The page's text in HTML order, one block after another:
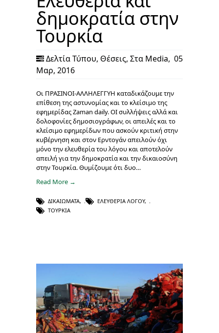
δημοκρατία στην
Τουρκία
Δελτία Τύπου, Θέσεις, Στα Media, 05
Μαρ, 2016
Oι ΠΡΑΣΙΝΟΙ-ΑΛΛΗΛΕΓΓΥΗ καταδικάζουμε την
επίθεση της αστυνομίας και το κλείσιμο της
εφημερίδας Zaman daily. ΟΙ συλλήψεις αλλά και
δολοφονίες δημοσιογράφων, οι απειλές και το
κλείσιμο εφημερίδων που ασκούν κριτική στην
κυβέρνηση και στον Ερντογάν απειλούν όχι
μόνο την ελευθερία του λόγου και αποτελούν
απειλή για την δημοκρατία και την δικαιοσύνη
στην Τουρκία. Θυμίζουμε ότι δυο…
Read More →
ΔΙΚΑΙΏΜΑΤΑ, ΕΛΕΥΘΕΡΊΑ ΛΌΓΟΥ,
ΤΟΥΡΚΊΑ